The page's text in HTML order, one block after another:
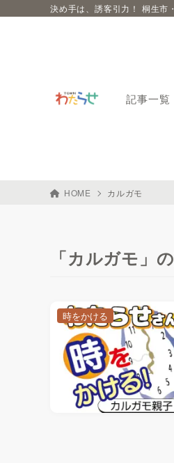
決め手は、誘客引力！ 桐生市
記事一覧
HOME カルガモ
「カルガモ」
時をかける